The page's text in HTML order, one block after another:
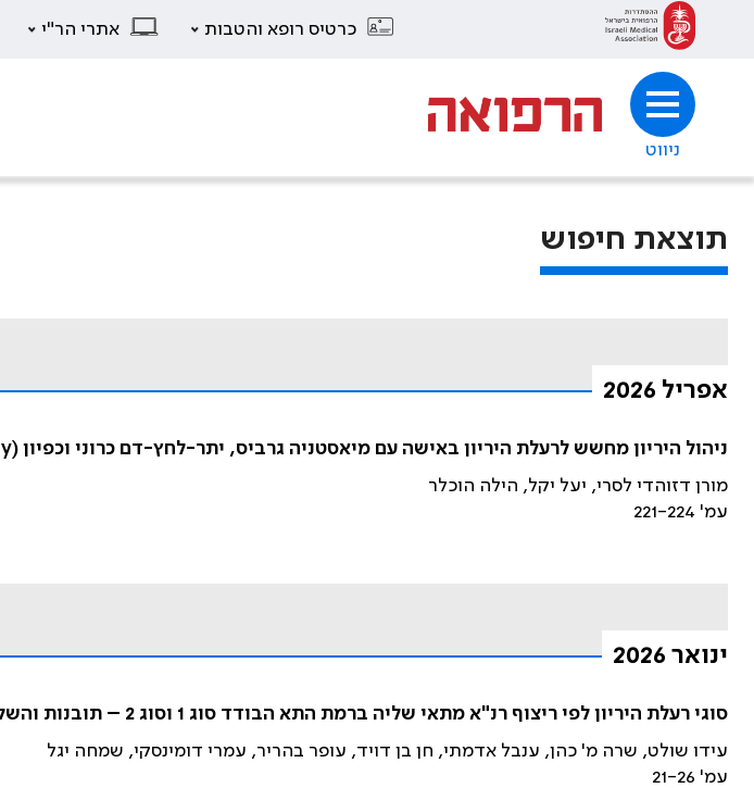
כרטיס רופא והטבות אתרי הר"י
ניווט
תוצאת חיפוש
אפריל 2026
ניהול היריון מחשש לרעלת היריון באישה עם מיאסטניה גרביס, יתר-לחץ-דם כרוני וכפיון (Epilepsy): פרשת חולה
מורן דזוהדי לסרי, יעל יקל, הילה הוכלר
עמ' 221-224
ינואר 2026
סוגי רעלת היריון לפי ריצוף רנ"א מתאי שליה ברמת התא הבודד סוג 1 וסוג 2 – תובנות והשלכות קליניות
עידו שולט, שרה מ' כהן, ענבל אדמתי, חן בן דויד, עופר בהריר, עמרי דומינסקי, שמחה יגל
עמ' 21-26